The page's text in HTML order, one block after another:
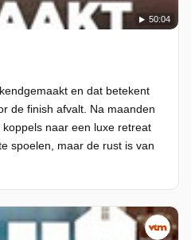
50:04
en dat betekent
de finish afvalt. Na maanden
naar een luxe retreat
spoelen, maar de rust is van